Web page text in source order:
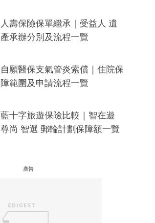
人壽保險保單繼承｜受益人 遺
產承辦分別及流程一覽
自願醫保支氣管炎索償｜住院保
障範圍及申請流程一覽
藍十字旅遊保險比較｜智在遊
尊尚 智選 郵輪計劃保障額一覽
廣告